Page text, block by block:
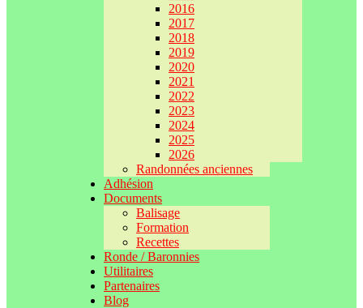
2016
2017
2018
2019
2020
2021
2022
2023
2024
2025
2026
Randonnées anciennes
Adhésion
Documents
Balisage
Formation
Recettes
Ronde / Baronnies
Utilitaires
Partenaires
Blog